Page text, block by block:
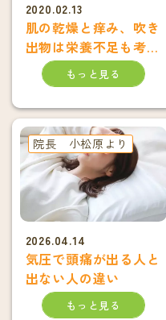
2020.02.13
肌の乾燥と痒み、吹き
出物は栄養不足も考え
よう
もっと見る
院長 小松原より
2026.04.14
気圧で頭痛が出る人と
出ない人の違い
もっと見る